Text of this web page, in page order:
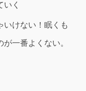
く
いけない！眠くも
一番よくない。